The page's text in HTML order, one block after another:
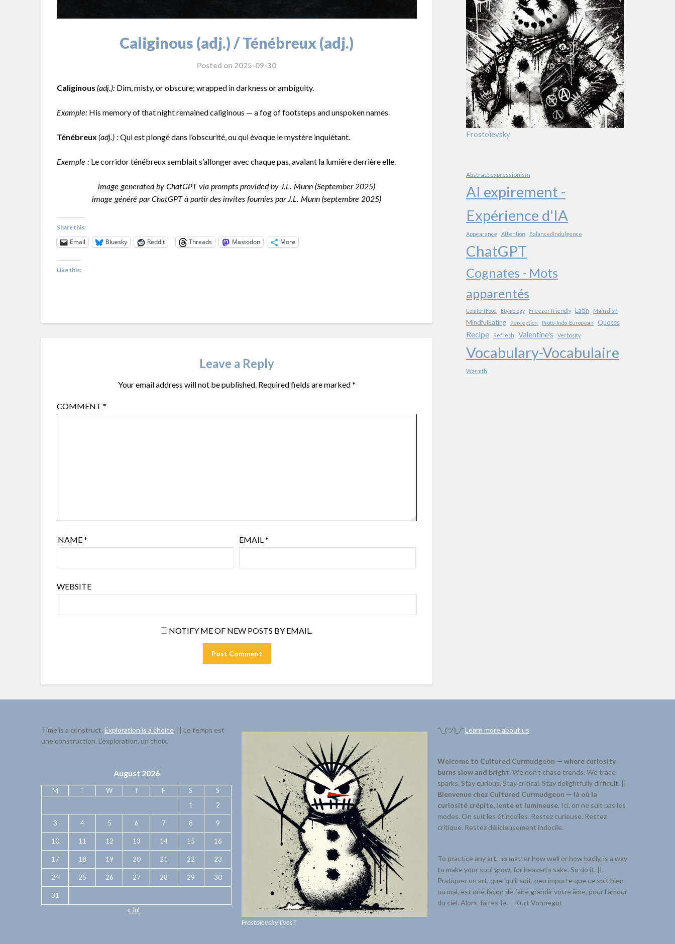
Caliginous (adj.) / Ténébreux (adj.)
Posted on 2025-09-30
Caliginous (adj.): Dim, misty, or obscure; wrapped in darkness or ambiguity.
Example: His memory of that night remained caliginous — a fog of footsteps and unspoken names.
Ténébreux (adj.) : Qui est plongé dans l’obscurité, ou qui évoque le mystère inquiétant.
Exemple : Le corridor ténébreux semblait s’allonger avec chaque pas, avalant la lumière derrière elle.
image generated by ChatGPT via prompts provided by J.L. Munn (September 2025)
image généré par ChatGPT à partir des invites fournies par J.L. Munn (septembre 2025)
Share this:
Email Bluesky Reddit Threads Mastodon More
Like this:
Leave a Reply
Your email address will not be published. Required fields are marked*
COMMENT*
NAME* EMAIL*
WEBSITE
NOTIFY ME OF NEW POSTS BY EMAIL.
Frostoïevsky
Abstract expressionism
AI expirement -
Expérience d'IA
Appearance Attention BalancedIndulgence
ChatGPT
Cognates - Mots
apparentés
ComfortFood Etymology Freezer friendly Latin Main dish
MindfulEating Perception Proto-Indo-European Quotes
Recipe Refresh Valentine's Verbosity
Vocabulary-Vocabulaire
Warmth
Time is a construct. Exploration is a choice. || Le temps est
une construction. L’exploration, un choix.
August 2026
M T W T F S
S
1
2
3 4 5 6 7 8 9
10 11 12 13 14 15 16
17 18 19 20 21 22 23
24 25 26 27 28 29 30
31
« Jul
Frostoïevsky lives?
¯\_(ツ)_/¯Learn more about us
Welcome to Cultured Curmudgeon — where curiosity
burns slow and bright.We don’t chase trends. We trace
sparks. Stay curious. Stay critical. Stay delightfully difficult. ||
Bienvenue chez Cultured Curmudgeon — là où la
curiosité crépite, lente et lumineuse.Ici, on ne suit pas les
modes. On suit les étincelles. Restez curieuse. Restez
critique. Restez délicieusement indocile.
To practice any art, no matter how well or how badly, is a way
to make your soul grow, for heaven’s sake. So do it. ||.
Pratiquer un art, quel qu’il soit, peu importe que ce soit bien
ou mal, est une façon de faire grandir votre âme, pour l’amour
du ciel. Alors, faites-le. – Kurt Vonnegut